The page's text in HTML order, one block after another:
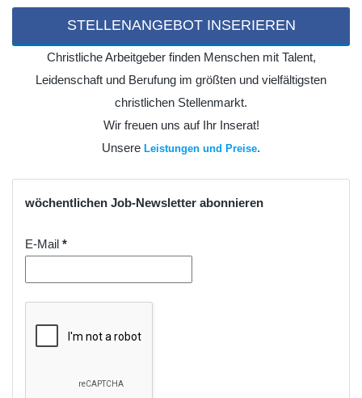
STELLENANGEBOT INSERIEREN
Christliche Arbeitgeber finden Menschen mit Talent,
Leidenschaft und Berufung im größten und vielfältigsten
christlichen Stellenmarkt.
Wir freuen uns auf Ihr Inserat!
Unsere Leistungen und Preise.
wöchentlichen Job-Newsletter abonnieren
E-Mail *